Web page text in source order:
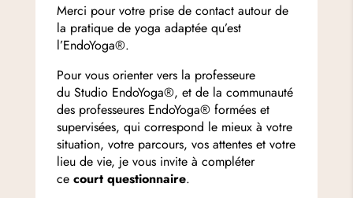
Merci pour votre prise de contact autour de
la pratique de yoga adaptée qu’est
l’EndoYoga®.
Pour vous orienter vers la professeure
du Studio EndoYoga®, et de la communauté
des professeures EndoYoga® formées et
supervisées, qui correspond le mieux à votre
situation, votre parcours, vos attentes et votre
lieu de vie, je vous invite à compléter
ce court questionnaire.